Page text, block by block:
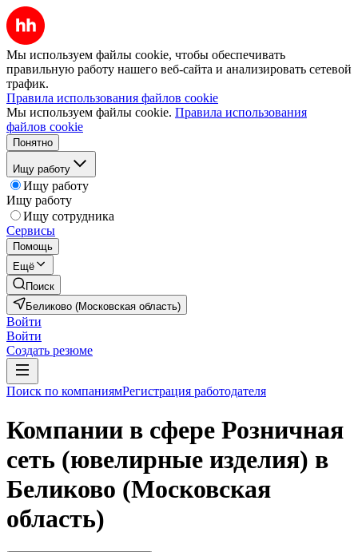
Мы используем файлы cookie, чтобы обеспечивать
правильную работу нашего веб-сайта и анализировать сетевой
трафик.
Правила использования файлов cookie
Мы используем файлы cookie. Правила использования
файлов cookie
Понятно
Ищу работу
Ищу работу
Ищу работу
Ищу сотрудника
Сервисы
Помощь
Ещё
Поиск
Беликово (Московская область)
Войти
Войти
Создать резюме
Поиск по компаниямРегистрация работодателя
Компании в сфере Розничная
сеть (ювелирные изделия) в
Беликово (Московская
область)